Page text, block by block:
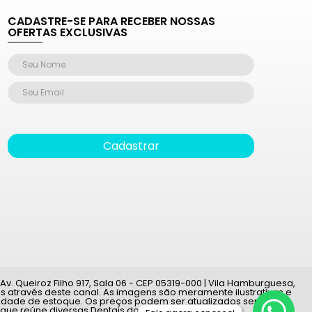
CADASTRE-SE PARA RECEBER NOSSAS
OFERTAS EXCLUSIVAS
Cadastrar
Filho 917, Sala 06 - CEP 05319-000 | Vila Hamburguesa,
deste canal. As imagens são meramente ilustrativas e
de estoque. Os preços podem ser atualizados sem aviso